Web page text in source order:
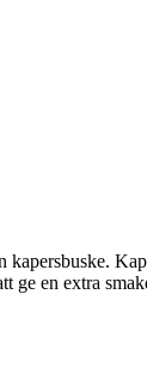
ge en extra